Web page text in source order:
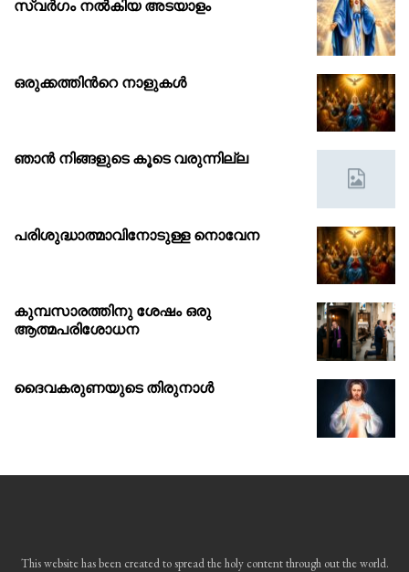
സ്വർഗം നൽകിയ അടയാളം
ഒരുക്കത്തിൻറെ നാളുകൾ
ഞാൻ നിങ്ങളുടെ കൂടെ വരുന്നില്ല
പരിശുദ്ധാത്മാവിനോടുള്ള നൊവേന
കുമ്പസാരത്തിനു ശേഷം ഒരു
ആത്മപരിശോധന
ദൈവകരുണയുടെ തിരുനാൾ
This website has been created to spread the holy content through out the world.